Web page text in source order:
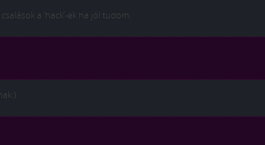
a ‘hack’-ek ha jól tudom.